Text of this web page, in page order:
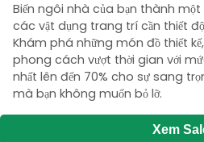
Biến ngôi nhà của bạn thành một
các vật dụng trang trí cần thiết
Khám phá những món đồ thiết
phong cách vượt thời gian với
nhất lên đến 70% cho sự sang
mà bạn không muốn bỏ lỡ.
Xem